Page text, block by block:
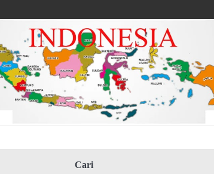
Cari